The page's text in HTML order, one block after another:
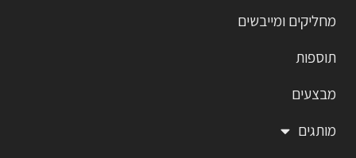
מחליקים ומייבשים
תוספות
מבצעים
מותגים